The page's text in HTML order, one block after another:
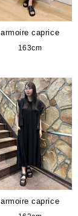
armoire caprice
163cm
armoire caprice